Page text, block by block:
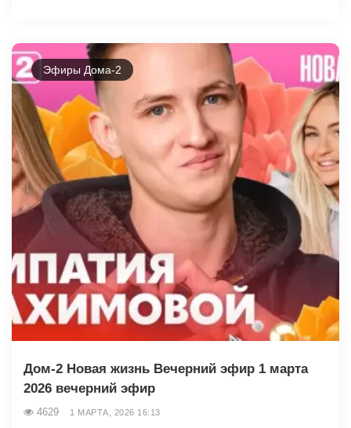
Эфиры Дома-2
Дом-2 Новая жизнь Вечерний эфир 1 марта
2026 вечерний эфир
4629 1 МАРТА, 2026 16:13